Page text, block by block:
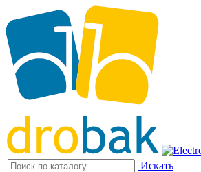
Искать